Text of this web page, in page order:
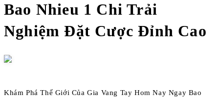
Bao Nhieu 1 Chi Trải
Nghiệm Đặt Cược Đỉnh Cao
Khám Phá Thế Giới Của Gia Vang Tay Hom Nay Ngay Bao